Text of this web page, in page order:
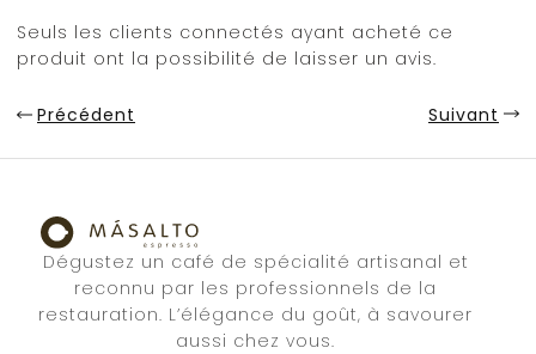
Seuls les clients connectés ayant acheté ce
produit ont la possibilité de laisser un avis.
Précédent Suivant
Dégustez un café de spécialité artisanal et
reconnu par les professionnels de la
restauration. L’élégance du goût, à savourer
aussi chez vous.